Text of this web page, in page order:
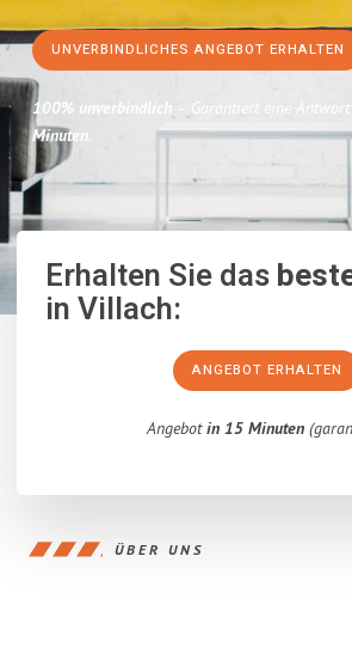
UNVERBINDLICHES ANGEBOT ERHALTEN
100% unverbindlich – Garantiert eine Antwort
Minuten.
Erhalten Sie das
in Villach:
ANGEBOT ERHALTEN
Angebotin 15 Minuten
ÜBER UNS